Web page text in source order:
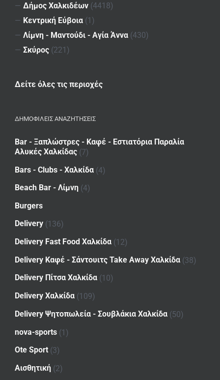
— Δήμος Χαλκιδέων (4418)
— Κεντρική Εύβοια (1)
— Λίμνη - Μαντούδι - Αγία Άννα (430)
— Σκύρος (221)
Δείτε όλες τις περιοχές
ΔΗΜΟΦΙΛΕΙΣ ΑΝΑΖΗΤΗΣΕΙΣ
Bar - Ξαπλώστρες - Καφέ - Εστιατόρια Παραλία
Αλυκές Χαλκίδας (7)
Bars - Clubs - Χαλκίδα (4)
Beach Bar - Λίμνη (4)
Burgers
Delivery (136)
Delivery Fast Food Χαλκίδα (12)
Delivery Καφέ - Σάντουιτς Take Away Χαλκίδα (38)
Delivery Πίτσα Χαλκίδα (10)
Delivery Χαλκίδα (109)
Delivery Ψητοπωλεία - Σουβλάκια Χαλκίδα (50)
nova-sports (1)
Ote Sport (3)
Αισθητική (2)